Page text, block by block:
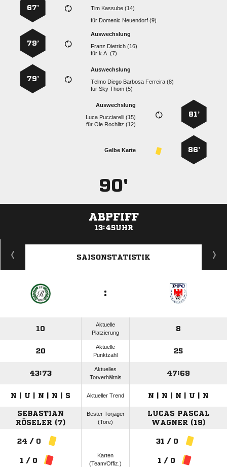
  
für   
67’
Auswechslung
  
fürk.A. (7)
79’
Auswechslung
    
für  
79’
81’
Auswechslung
  
für  
86’
Gelbe Karte
90'
ABPFIFF
13:45UHR
ANZEIGE
SAISONSTATISTIK
:
10
Aktuelle
Platzierung
8
20
Aktuelle
Punktzahl
25
43:73
Aktuelles
Torverhältnis
47:69
N | U | N | N | S Aktueller Trend N | N | N | U | N
SEBASTIAN
RÖSELER (7)
Bester Torjäger
(Tore)
LUCAS PASCAL
WAGNER (19)
24 / 0
1 / 0
Karten
(Team/Offiz.)
31 / 0
1 / 0